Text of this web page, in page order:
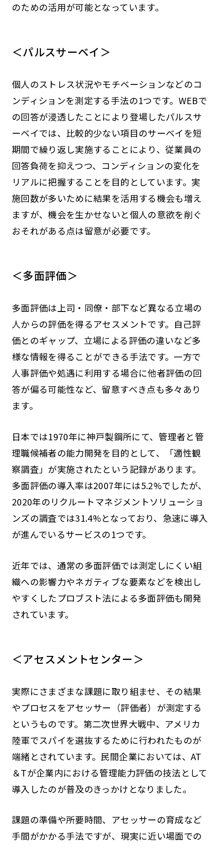
のための活用が可能となっています。
＜パルスサーベイ＞
個人のストレス状況やモチベーションなどのコ
ンディションを測定する手法の1つです。WEBで
の回答が浸透したことにより登場したパルスサ
ーベイでは、比較的少ない項目のサーベイを短
期間で繰り返し実施することにより、従業員の
回答負荷を抑えつつ、コンディションの変化を
リアルに把握することを目的としています。実
施回数が多いために結果を活用する機会も増え
ますが、機会を生かせないと個人の意欲を削ぐ
おそれがある点は留意が必要です。
＜多面評価＞
多面評価は上司・同僚・部下など異なる立場の
人からの評価を得るアセスメントです。自己評
価とのギャップ、立場による評価の違いなど多
様な情報を得ることができる手法です。一方で
人事評価や処遇に利用する場合に他者評価の回
答が偏る可能性など、留意すべき点も多々あり
ます。
日本では1970年に神戸製鋼所にて、管理者と管
理職候補者の能力開発を目的として、「適性観
察調査」が実施されたという記録があります。
多面評価の導入率は2007年には5.2%でしたが、
2020年のリクルートマネジメントソリューショ
ンズの調査では31.4%となっており、急速に導入
が進んでいるサービスの1つです。
近年では、通常の多面評価では測定しにくい組
織への影響力やネガティブな要素などを検出し
やすくしたプロブスト法による多面評価も開発
されています。
＜アセスメントセンター＞
実際にさまざまな課題に取り組ませ、その結果
やプロセスをアセッサー（評価者）が測定する
というものです。第二次世界大戦中、アメリカ
陸軍でスパイを選抜するために行われたものが
端緒とされています。民間企業においては、AT
＆Tが企業内における管理能力評価の技法として
導入したのが普及のきっかけとなりました。
課題の準備や所要時間、アセッサーの育成など
手間がかかる手法ですが、現実に近い場面での